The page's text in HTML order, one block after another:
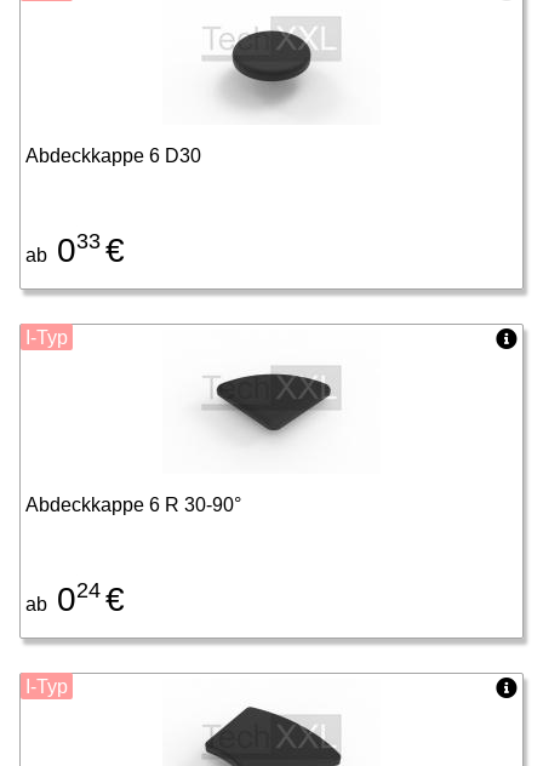
Abdeckkappe 6 D30
ab 033 €
Abdeckkappe 6 R 30-90°
ab 024 €
I-Typ
I-Typ